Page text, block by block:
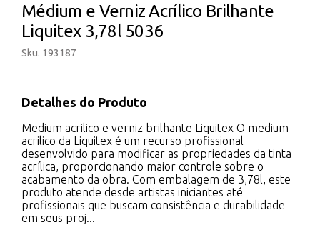
Médium e Verniz Acrílico Brilhante
Liquitex 3,78l 5036
Sku. 193187
Detalhes do Produto
Medium acrilico e verniz brilhante Liquitex O medium
acrilico da Liquitex é um recurso profissional
desenvolvido para modificar as propriedades da tinta
acrílica, proporcionando maior controle sobre o
acabamento da obra. Com embalagem de 3,78l, este
produto atende desde artistas iniciantes até
profissionais que buscam consistência e durabilidade
em seus proj...